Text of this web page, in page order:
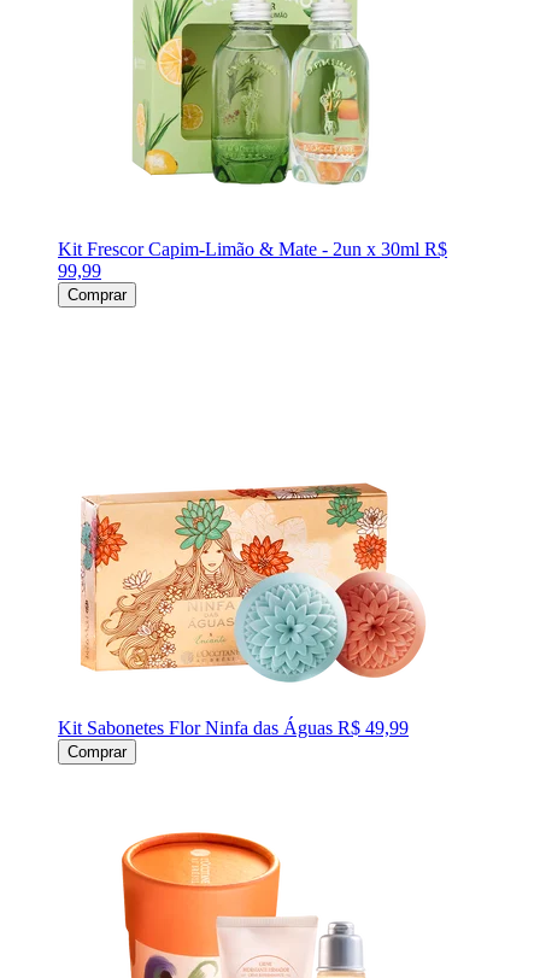
Kit Frescor Capim-Limão & Mate - 2un x 30ml R$
99,99
Comprar
Kit Sabonetes Flor Ninfa das Águas R$ 49,99
Comprar